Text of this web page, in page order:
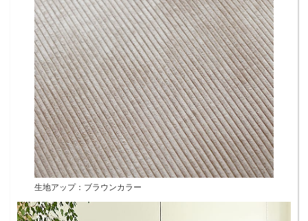
生地アップ：ブラウンカラー